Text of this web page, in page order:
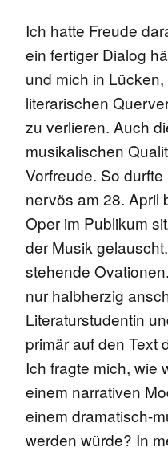
Ich hatte Freude
ein fertiger Dialog
und mich in
literarischen
zu verlieren. Auch
musikalischen
Vorfreude. So
nervös am 28. April
Oper im Publikum
der Musik
stehende
nur halbherzig
Literaturstudentin
primär auf den Text
Ich fragte mich, wie
einem narrativen
einem dramatisch-
werden würde? In